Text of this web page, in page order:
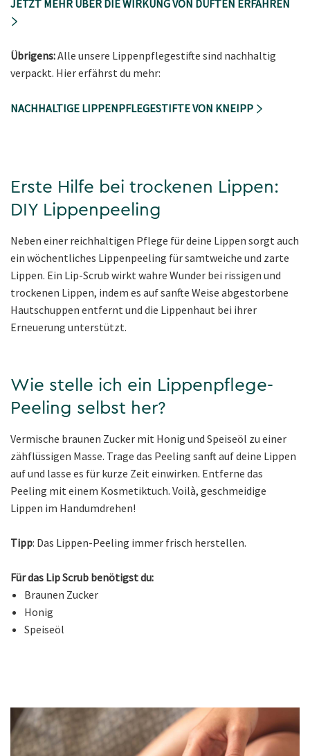
JETZT MEHR ÜBER DIE WIRKUNG VON DÜFTEN ERFAHREN
Übrigens:Alle unsere Lippenpflegestifte sind nachhaltig
verpackt. Hier erfährst du mehr:
NACHHALTIGE LIPPENPFLEGESTIFTE VON KNEIPP
Erste Hilfe bei trockenen Lippen:
DIY Lippenpeeling
Neben einer reichhaltigen Pflege für deine Lippen sorgt auch
ein wöchentliches Lippenpeeling für samtweiche und zarte
Lippen. Ein Lip-Scrub wirkt wahre Wunder bei rissigen und
trockenen Lippen, indem es auf sanfte Weise abgestorbene
Hautschuppen entfernt und die Lippenhaut bei ihrer
Erneuerung unterstützt.
Wie stelle ich ein Lippenpflege-
Peeling selbst her?
Vermische braunen Zucker mit Honig und Speiseöl zu einer
zähflüssigen Masse. Trage das Peeling sanft auf deine Lippen
auf und lasse es für kurze Zeit einwirken. Entferne das
Peeling mit einem Kosmetiktuch. Voilà, geschmeidige
Lippen im Handumdrehen!
Tipp: Das Lippen-Peeling immer frisch herstellen.
Für das Lip Scrub benötigst du:
Braunen Zucker
Honig
Speiseöl